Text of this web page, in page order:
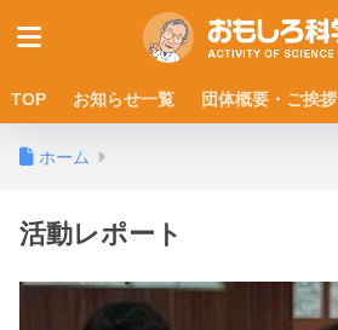
TOP お知らせ一覧 団体概要・ご挨拶
ホーム
活動レポート